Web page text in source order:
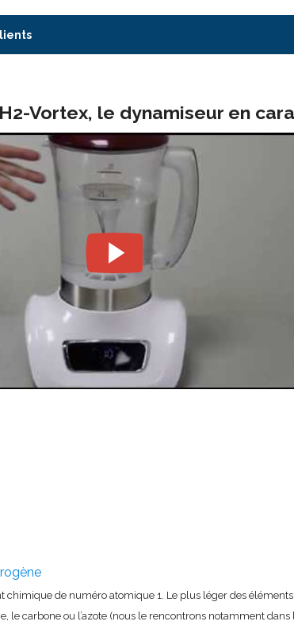
Vortex, le dynamiseur en
chimique de numéro atomique 1. Le plus léger des
le carbone ou l’azote (nous le rencontrons notamment